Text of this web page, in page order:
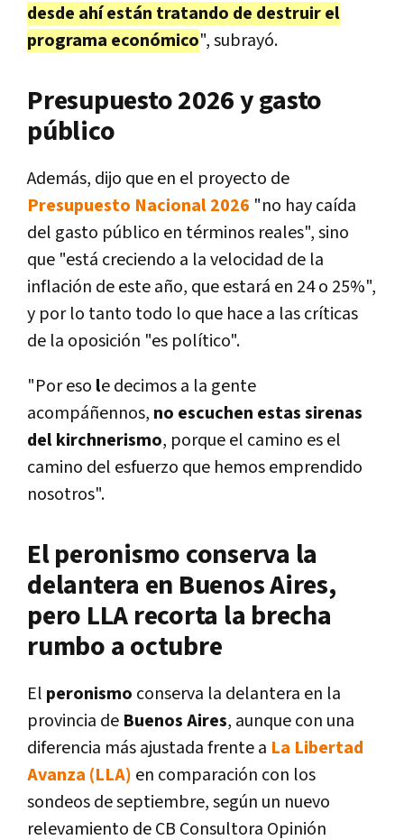
desde ahí están tratando de destruir el
programa económico", subrayó.
Presupuesto 2026 y gasto
público
Además, dijo que en el proyecto de
Presupuesto Nacional 2026 "no hay caída
del gasto público en términos reales", sino
que "está creciendo a la velocidad de la
inflación de este año, que estará en 24 o 25%",
y por lo tanto todo lo que hace a las críticas
de la oposición "es político".
"Por eso le decimos a la gente
acompáñennos, no escuchen estas sirenas
del kirchnerismo, porque el camino es el
camino del esfuerzo que hemos emprendido
nosotros".
El peronismo conserva la
delantera en Buenos Aires,
pero LLA recorta la brecha
rumbo a octubre
El peronismo conserva la delantera en la
provincia de Buenos Aires, aunque con una
diferencia más ajustada frente a La Libertad
Avanza (LLA) en comparación con los
sondeos de septiembre, según un nuevo
relevamiento de CB Consultora Opinión